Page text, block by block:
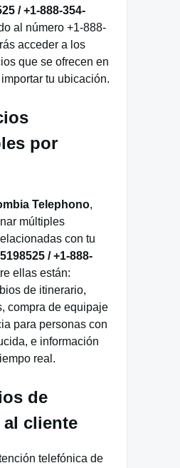
/ +1-888-354-
al número +1-888-
acceder a los
que se ofrecen en
tu ubicación.
por
Telephono,
múltiples
con tu
/ +1-888-
ellas están:
de itinerario,
compra de equipaje
para personas con
e información
real.
de
cliente
telefónica de